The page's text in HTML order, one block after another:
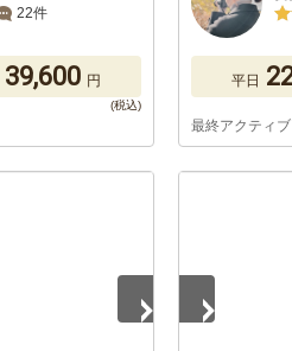
22件
39,600 円 平日
最終アクティ